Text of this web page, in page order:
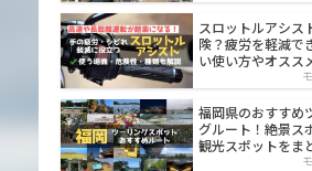
スロットルアシス
険？疲労を軽減で
い使い方やオスス
福岡県のおすすめ
グルート！絶景ス
観光スポットをま